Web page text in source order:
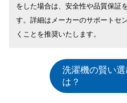
をした場合は、安全性や品質保証
す。詳細はメーカーのサポートセ
くことを推奨いたします。
洗濯機の賢い選
は？